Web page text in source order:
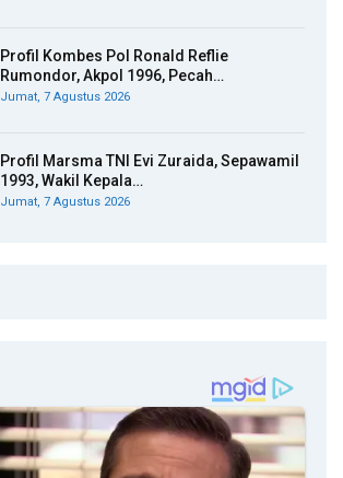
Profil Kombes Pol Ronald Reflie
Rumondor, Akpol 1996, Pecah…
Jumat, 7 Agustus 2026
Profil Marsma TNI Evi Zuraida, Sepawamil
1993, Wakil Kepala…
Jumat, 7 Agustus 2026